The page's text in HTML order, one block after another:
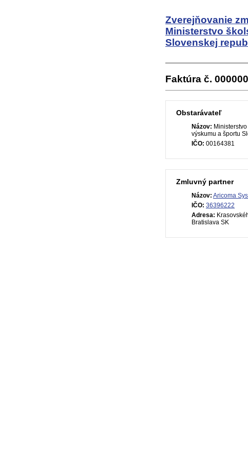
Zverejňovanie
Ministerstvo
Slovenskej
Faktúra č.
Obstarávateľ
Názov:
výskumu a športu
IČO: 00164381
Zmluvný partner
Názov: Aricoma
IČO: 36396222
Adresa:
Bratislava SK